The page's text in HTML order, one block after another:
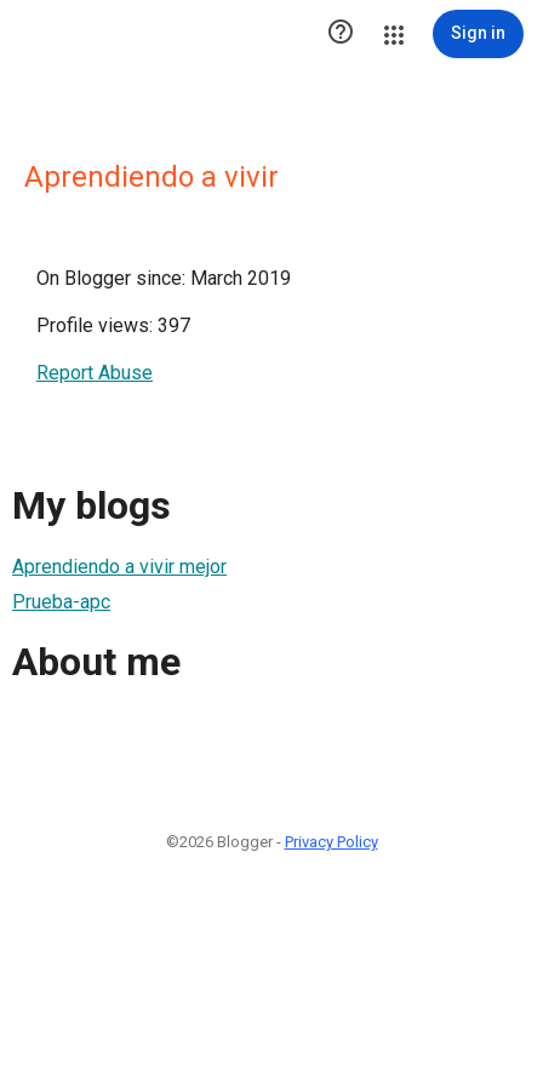
 Sign in
Aprendiendo a vivir
On Blogger since: March 2019
Profile views: 397
Report Abuse
My blogs
Aprendiendo a vivir mejor
Prueba-apc
About me
©2026 Blogger - Privacy Policy